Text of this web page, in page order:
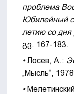
проблема
Юбилейный
летию со дня
გვ. 167-183.
•Лосев, А.:
„Мысль“,
•